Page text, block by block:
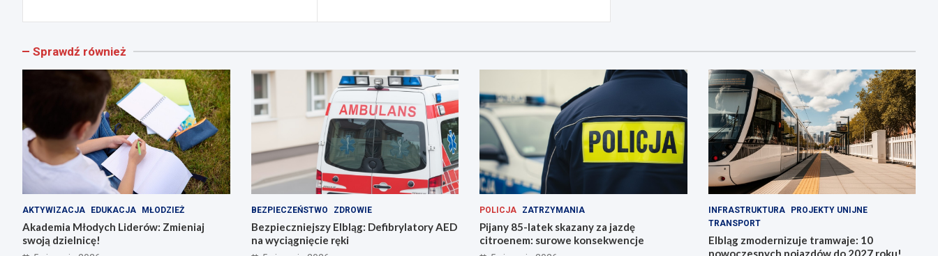
Sprawdź również
AKTYWIZACJA EDUKACJA MŁODZIEŻ
Akademia Młodych Liderów: Zmieniaj
swoją dzielnicę!
BEZPIECZEŃSTWO ZDROWIE
Bezpieczniejszy Elbląg: Defibrylatory AED
na wyciągnięcie ręki
POLICJA ZATRZYMANIA
Pijany 85-latek skazany za jazdę
citroenem: surowe konsekwencje
INFRASTRUKTURA
PROJEKTY UNIJNE
TRANSPORT
Elbląg zmodernizuje tramwaje: 10
nowoczesnych pojazdów do 2027 roku!